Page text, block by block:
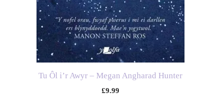
Tu Ôl i’r Awyr – Megan Angharad Hunter
£9.99